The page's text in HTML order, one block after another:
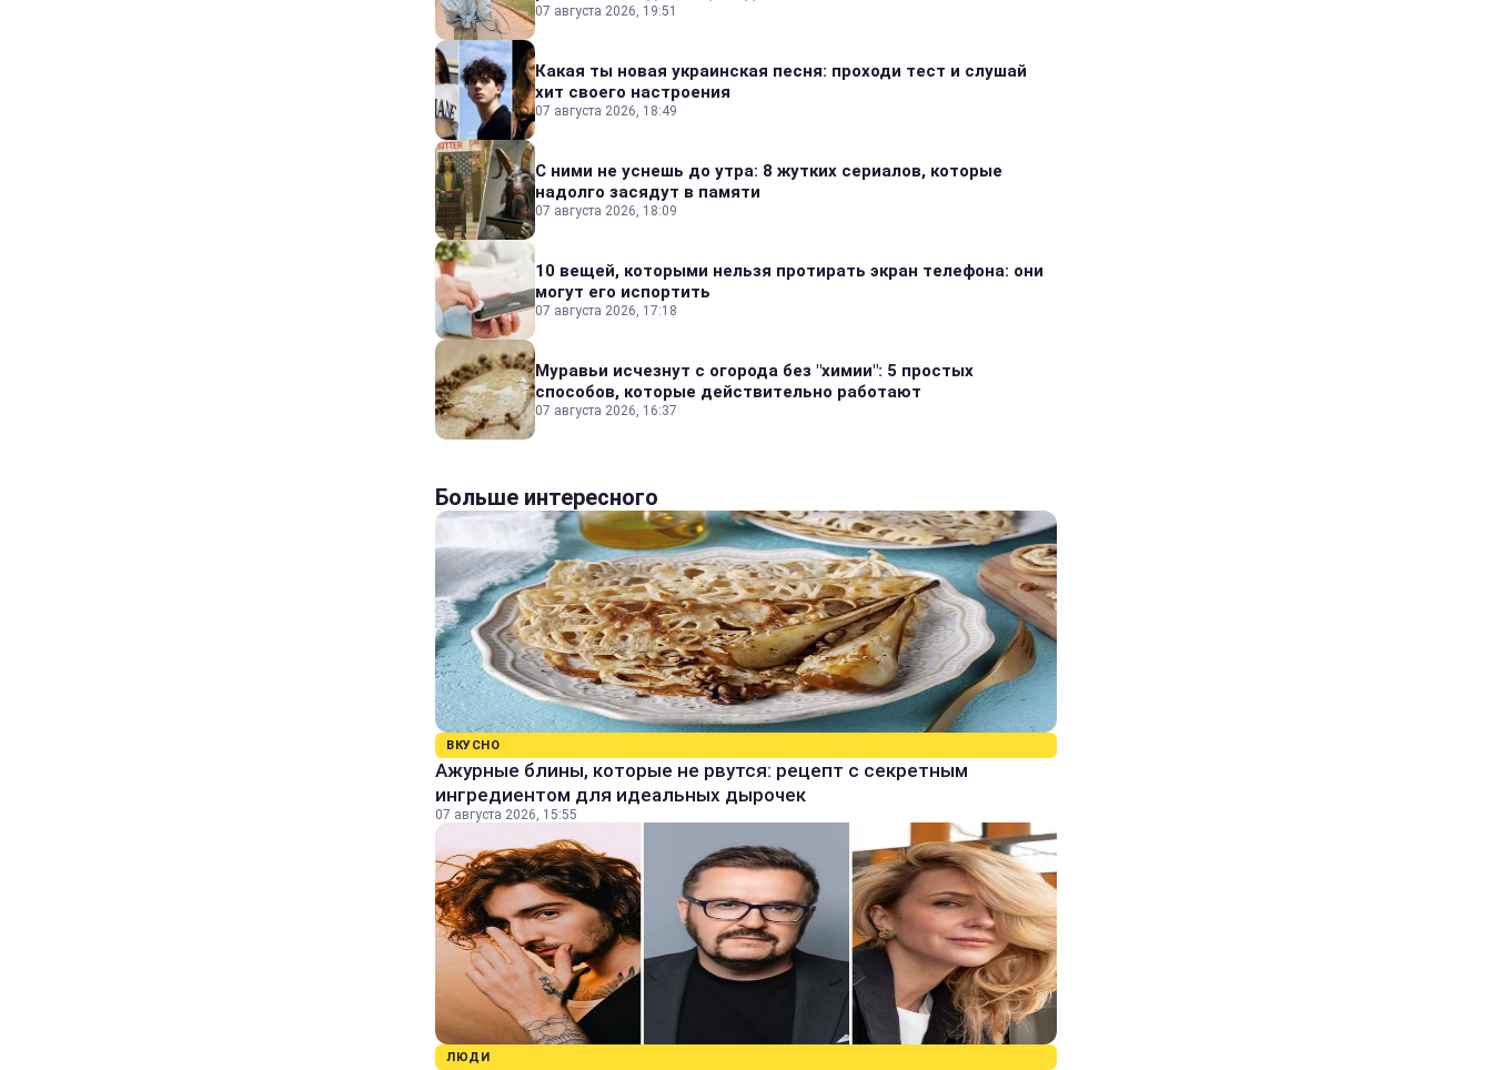
07 августа 2026, 19:51
Какая ты новая украинская песня: проходи тест и слушай
хит своего настроения
07 августа 2026, 18:49
С ними не уснешь до утра: 8 жутких сериалов, которые
надолго засядут в памяти
07 августа 2026, 18:09
10 вещей, которыми нельзя протирать экран телефона: они
могут его испортить
07 августа 2026, 17:18
Муравьи исчезнут с огорода без "химии": 5 простых
способов, которые действительно работают
07 августа 2026, 16:37
Больше интересного
ВКУСНО
Ажурные блины, которые не рвутся: рецепт с секретным
ингредиентом для идеальных дырочек
07 августа 2026, 15:55
ЛЮДИ